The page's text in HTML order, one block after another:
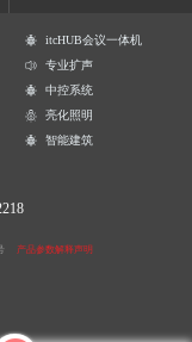
itcHUB会议一体机
专业扩声
中控系统
亮化照明
智能建筑
产品参数解释声明